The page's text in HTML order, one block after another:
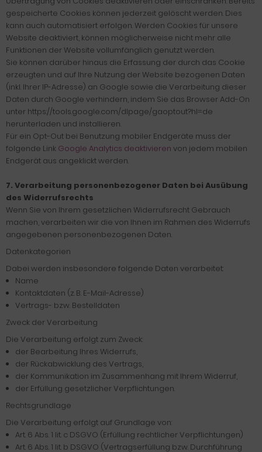
gespeicherte Cookies können jederzeit gelöscht werden. Dies
kann auch automatisiert erfolgen. Werden Cookies für unsere
Website deaktiviert, können möglicherweise nicht mehr alle
Funktionen der Website vollumfänglich genutzt werden.
Sie können darüber hinaus die Erfassung der durch das Cookie
erzeugten und auf Ihre Nutzung der Website bezogenen Daten
(inkl. Ihrer IP-Adresse) an Google sowie die Verarbeitung dieser
Daten durch Google verhindern, indem Sie das Browser Add-On
unter https://tools.google.com/dlpage/gaoptout?hl=de
herunterladen und installieren.
Für ein Opt-Out bei Benutzung mobiler Endgeräte muss der
folgende Link Google Analytics deaktivieren von jedem mobilen
Endgerät aus angeklickt werden.
7. Verarbeitung personenbezogener Daten bei Ausübung
des Widerrufsrechts
Wenn Sie von Ihrem gesetzlichen Widerrufsrecht Gebrauch
machen, verarbeiten wir die von Ihnen im Rahmen des Widerrufs
angegebenen personenbezogenen Daten.
Datenkategorien
Dabei werden insbesondere folgende Daten verarbeitet:
Name
Kontaktdaten (z. B. E-Mail-Adresse)
Vertrags- bzw. Bestelldaten
Zweck der Verarbeitung
Die Verarbeitung erfolgt zum Zweck:
der Bearbeitung Ihres Widerrufs,
der Rückabwicklung des Vertrags,
der Kommunikation im Zusammenhang mit Ihrem Widerruf,
der Erfüllung gesetzlicher Verpflichtungen.
Rechtsgrundlage
Die Verarbeitung erfolgt auf Grundlage von:
Art. 6 Abs. 1 lit. c DSGVO (Erfüllung rechtlicher Verpflichtungen)
Art. 6 Abs. 1 lit. b DSGVO (Vertragserfüllung bzw. Durchführung